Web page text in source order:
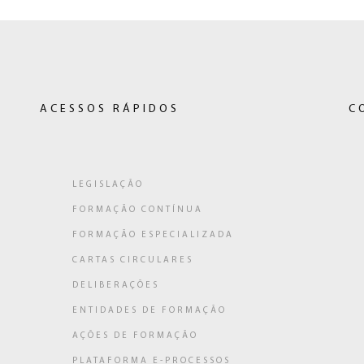
ACESSOS RÁPIDOS
LEGISLAÇÃO
FORMAÇÃO CONTÍNUA
FORMAÇÃO ESPECIALIZADA
CARTAS CIRCULARES
DELIBERAÇÕES
ENTIDADES DE FORMAÇÃO
AÇÕES DE FORMAÇÃO
PLATAFORMA E-PROCESSOS